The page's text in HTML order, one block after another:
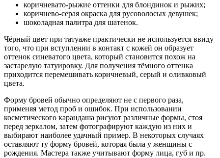
коричневато-рыжие оттенки для блондинок и рыжих;
коричнево-серая окраска для русоволосых девушек;
шоколадная палитра для шатенок.
Чёрный цвет при татуаже практически не используется ввиду
того, что при вступлении в контакт с кожей он образует
оттенок синеватого цвета, который становится похож на
застарелую татуировку. Для получения тёмного оттенка
приходится перемешивать коричневый, серый и оливковый
цвета.
Форму бровей обычно определяют не с первого раза,
применяя метод проб и ошибок. При использовании
косметического карандаша рисуют различные формы, стоя
перед зеркалом, затем фотографируют каждую из них и
выбирают наиболее удачный пример. В некоторых случаях
оставляют ту форму бровей, которая была у женщины с
рождения. Мастера также учитывают форму лица, губ и пр.